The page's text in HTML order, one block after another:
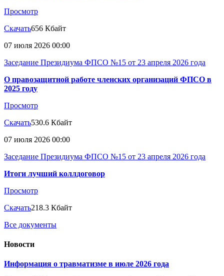
Просмотр
Скачать656 Кбайт
07 июля 2026 00:00
Заседание Президиума ФПСО №15 от 23 апреля 2026 года
О правозащитной работе членских организаций ФПСО в
2025 году
Просмотр
Скачать530.6 Кбайт
07 июля 2026 00:00
Заседание Президиума ФПСО №15 от 23 апреля 2026 года
Итоги лучший коллдоговор
Просмотр
Скачать218.3 Кбайт
Все документы
Новости
Информация о травматизме в июле 2026 года